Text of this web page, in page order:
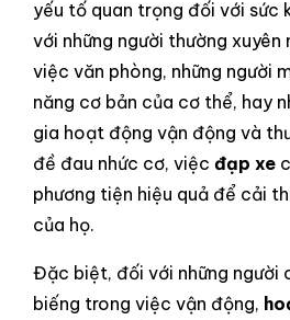
yếu tố quan trọng đối với sức
với những người thường
việc văn phòng, những người
năng cơ bản của cơ thể, hay
gia hoạt động vận động và
đề đau nhức cơ, việc đạp xe
phương tiện hiệu quả để cải
của họ.
Đặc biệt, đối với những người
biếng trong việc vận động,